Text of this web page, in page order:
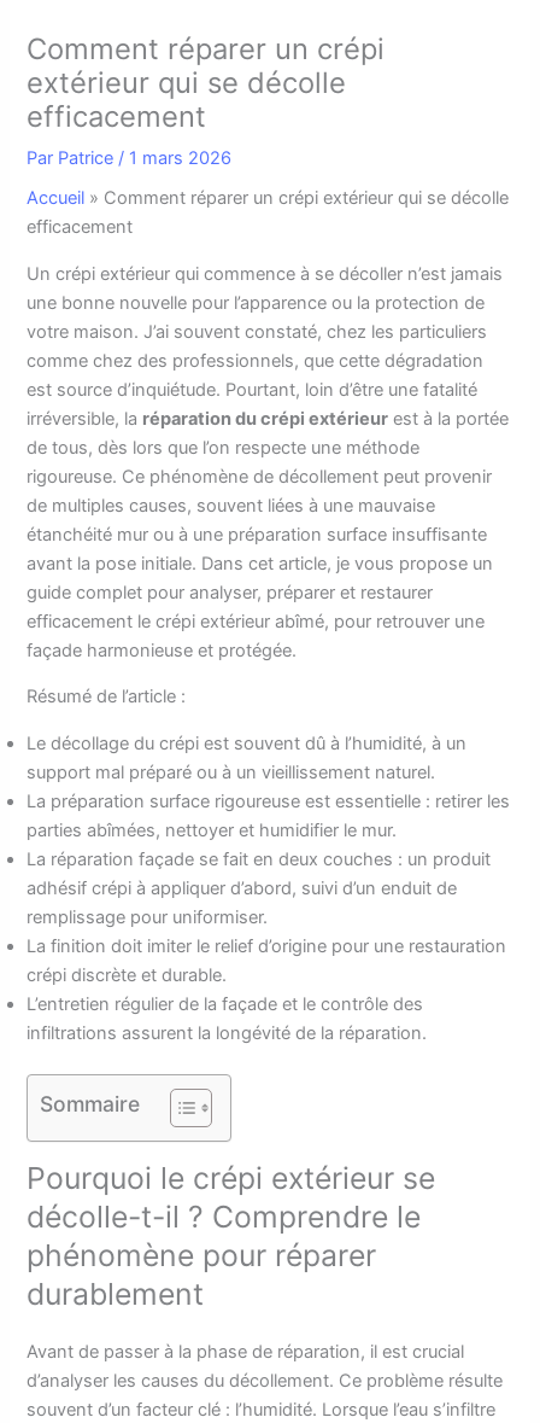
Comment réparer un crépi
extérieur qui se décolle
efficacement
Par Patrice / 1 mars 2026
Accueil » Comment réparer un crépi extérieur qui se décolle
efficacement
Un crépi extérieur qui commence à se décoller n’est jamais
une bonne nouvelle pour l’apparence ou la protection de
votre maison. J’ai souvent constaté, chez les particuliers
comme chez des professionnels, que cette dégradation
est source d’inquiétude. Pourtant, loin d’être une fatalité
irréversible, la réparation du crépi extérieur est à la portée
de tous, dès lors que l’on respecte une méthode
rigoureuse. Ce phénomène de décollement peut provenir
de multiples causes, souvent liées à une mauvaise
étanchéité mur ou à une préparation surface insuffisante
avant la pose initiale. Dans cet article, je vous propose un
guide complet pour analyser, préparer et restaurer
efficacement le crépi extérieur abîmé, pour retrouver une
façade harmonieuse et protégée.
Résumé de l’article :
Le décollage du crépi est souvent dû à l’humidité, à un
support mal préparé ou à un vieillissement naturel.
La préparation surface rigoureuse est essentielle : retirer les
parties abîmées, nettoyer et humidifier le mur.
La réparation façade se fait en deux couches : un produit
adhésif crépi à appliquer d’abord, suivi d’un enduit de
remplissage pour uniformiser.
La finition doit imiter le relief d’origine pour une restauration
crépi discrète et durable.
L’entretien régulier de la façade et le contrôle des
infiltrations assurent la longévité de la réparation.
Sommaire
Pourquoi le crépi extérieur se
décolle-t-il ? Comprendre le
phénomène pour réparer
durablement
Avant de passer à la phase de réparation, il est crucial
d’analyser les causes du décollement. Ce problème résulte
souvent d’un facteur clé : l’humidité. Lorsque l’eau s’infiltre